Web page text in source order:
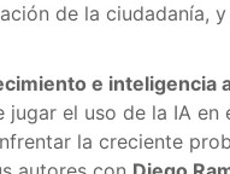
de la ciudadanía,
e inteligencia
el uso de la IA en
la creciente